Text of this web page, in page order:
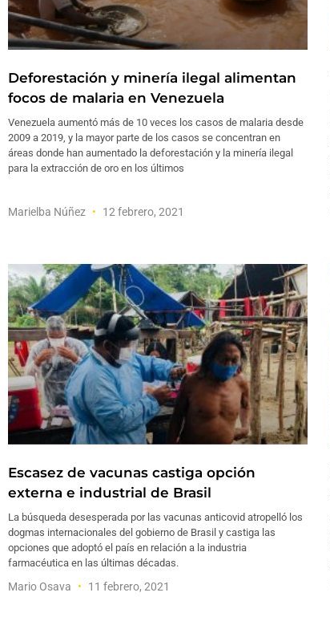
Deforestación y minería ilegal alimentan
focos de malaria en Venezuela
Venezuela aumentó más de 10 veces los casos de malaria desde
2009 a 2019, y la mayor parte de los casos se concentran en
áreas donde han aumentado la deforestación y la minería ilegal
para la extracción de oro en los últimos
Marielba Núñez 12 febrero, 2021
Escasez de vacunas castiga opción
externa e industrial de Brasil
La búsqueda desesperada por las vacunas anticovid atropelló los
dogmas internacionales del gobierno de Brasil y castiga las
opciones que adoptó el país en relación a la industria
farmacéutica en las últimas décadas.
Mario Osava 11 febrero, 2021